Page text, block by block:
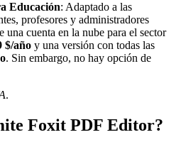
Educación: Adaptado a las
profesores y administradores
una cuenta en la nube para el sector
$/año y una versión con todas las
. Sin embargo, no hay opción de
.
Foxit PDF Editor?